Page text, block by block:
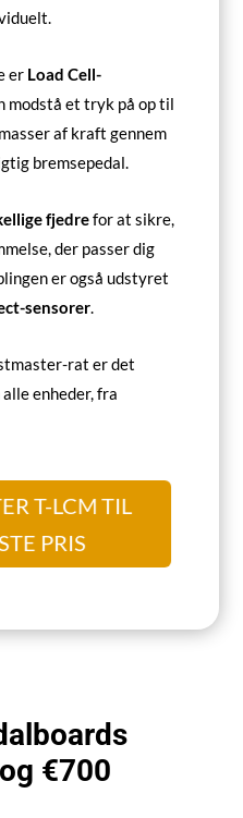
er Load Cell-
modstå et tryk på op til
af kraft gennem
bremsepedal.
fjedrefor at sikre,
der passer dig
er også udstyret
sensorer.
rat er det
enheder, fra
T-LCM TIL
PRIS
€700